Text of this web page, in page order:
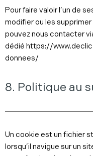
Pour faire valoir l’un de
modifier ou les
pouvez nous contacter
dédié https://
donnees/
8. Politique au
Un cookie est un fichier
lorsqu’il navigue sur un